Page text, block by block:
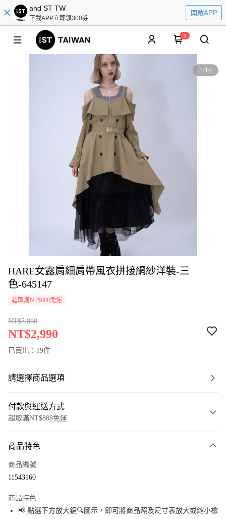
and ST TW
下載APP立即領300券
開啟APP
0
1/10
HARE女露肩細肩帶風衣拼接網紗洋裝-三
色-645147
超取滿NT$888免運
NT$5,890
NT$2,990
已賣出：19件
請選擇商品選項
付款與運送方式
超取滿NT$888免運
信用卡一次付款
Apple Pay
商品特色
商品編號
11543160
商品特色
📢 點選下方放大鏡🔍圖示，即可將商品照及尺寸表放大或縮小檢